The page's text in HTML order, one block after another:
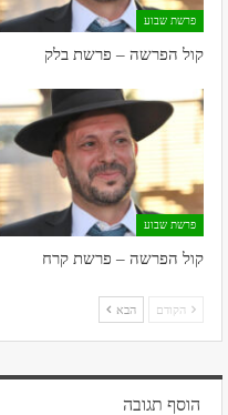
פרשת שבוע
קול הפרשה – פרשת בלק
פרשת שבוע
קול הפרשה – פרשת קרח
הקודם הבא
הוסף תגובה